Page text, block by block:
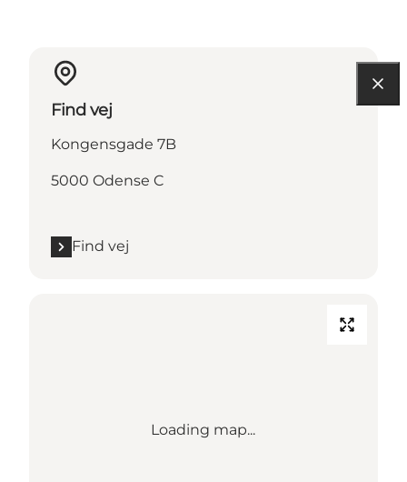
Find vej
Kongensgade 7B
5000 Odense C
Find vej
Loading map...